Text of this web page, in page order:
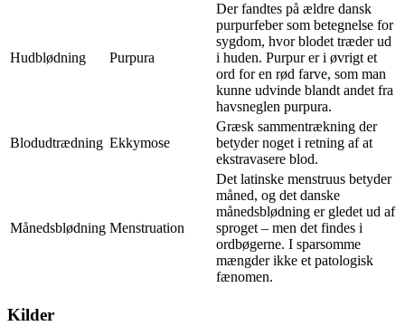
Hudblødning Purpura
Der fandtes på ældre dansk
purpurfeber som betegnelse for
sygdom, hvor blodet træder ud
i huden. Purpur er i øvrigt et
ord for en rød farve, som man
kunne udvinde blandt andet fra
havsneglen purpura.
Blodudtrædning Ekkymose
Græsk sammentrækning der
betyder noget i retning af at
ekstravasere blod.
Månedsblødning Menstruation
Det latinske menstruus betyder
måned, og det danske
månedsblødning er gledet ud af
sproget – men det findes i
ordbøgerne. I sparsomme
mængder ikke et patologisk
fænomen.
Kilder